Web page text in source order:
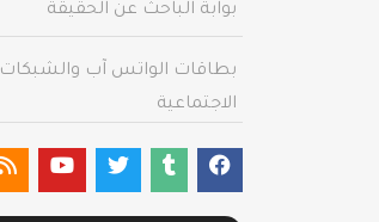
بوابة الباحث عن الحقيقة
بطاقات الواتس آب والشبكات
الاجتماعية